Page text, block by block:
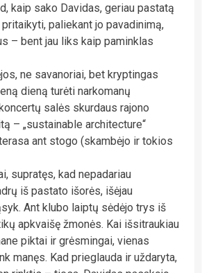
kaip sako Davidas, geriau pastatą
paliekant jo pavadinimą,
– bent jau liks kaip paminklas
ne savanoriai, bet kryptingas
dieną turėti narkomanų
salės skurdaus rajono
– „sustainable architecture“
ant stogo (skambėjo ir tokios
supratęs, kad nepadariau
iš pastato išorės, išėjau
Ant klubo laiptų sėdėjo trys iš
apkvaišę žmonės. Kai išsitraukiau
piktai ir grėsmingai, vienas
manęs. Kad prieglauda ir uždaryta,